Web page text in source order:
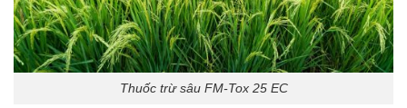
Thuốc trừ sâu FM-Tox 25 EC